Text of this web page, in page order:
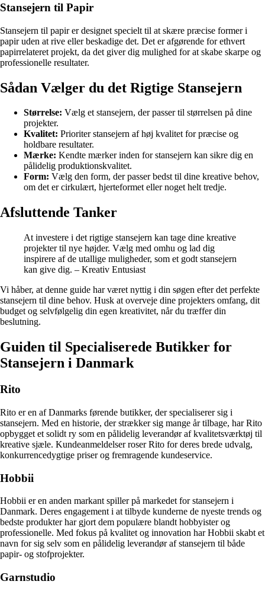
Stansejern til Papir
Stansejern til papir er designet specielt til at skære præcise former i
papir uden at rive eller beskadige det. Det er afgørende for ethvert
papirrelateret projekt, da det giver dig mulighed for at skabe skarpe og
professionelle resultater.
Sådan Vælger du det Rigtige Stansejern
Størrelse: Vælg et stansejern, der passer til størrelsen på dine
projekter.
Kvalitet: Prioriter stansejern af høj kvalitet for præcise og
holdbare resultater.
Mærke: Kendte mærker inden for stansejern kan sikre dig en
pålidelig produktionskvalitet.
Form: Vælg den form, der passer bedst til dine kreative behov,
om det er cirkulært, hjerteformet eller noget helt tredje.
Afsluttende Tanker
At investere i det rigtige stansejern kan tage dine kreative
projekter til nye højder. Vælg med omhu og lad dig
inspirere af de utallige muligheder, som et godt stansejern
kan give dig. – Kreativ Entusiast
Vi håber, at denne guide har været nyttig i din søgen efter det perfekte
stansejern til dine behov. Husk at overveje dine projekters omfang, dit
budget og selvfølgelig din egen kreativitet, når du træffer din
beslutning.
Guiden til Specialiserede Butikker for
Stansejern i Danmark
Rito
Rito er en af Danmarks førende butikker, der specialiserer sig i
stansejern. Med en historie, der strækker sig mange år tilbage, har Rito
opbygget et solidt ry som en pålidelig leverandør af kvalitetsværktøj til
kreative sjæle. Kundeanmeldelser roser Rito for deres brede udvalg,
konkurrencedygtige priser og fremragende kundeservice.
Hobbii
Hobbii er en anden markant spiller på markedet for stansejern i
Danmark. Deres engagement i at tilbyde kunderne de nyeste trends og
bedste produkter har gjort dem populære blandt hobbyister og
professionelle. Med fokus på kvalitet og innovation har Hobbii skabt et
navn for sig selv som en pålidelig leverandør af stansejern til både
papir- og stofprojekter.
Garnstudio